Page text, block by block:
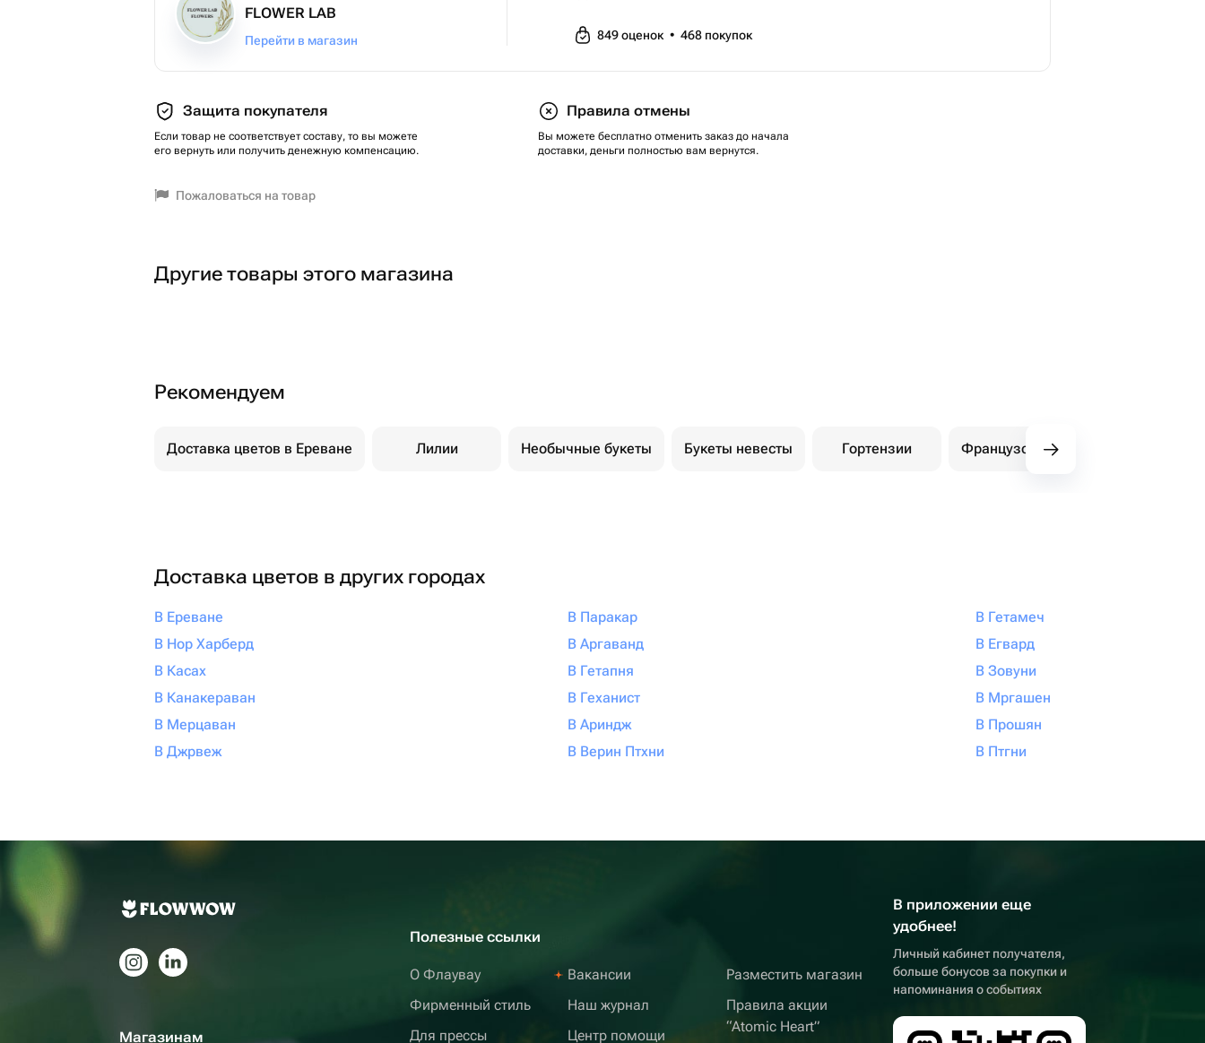
FLOWER LAB
Перейти в магазин 849оценок • 468 покупок
Защита покупателя
Если товар не соответствует составу, то вы можете
его вернуть или получить денежную компенсацию.
Правила отмены
Вы можете бесплатно отменить заказ до начала
доставки, деньги полностью вам вернутся.
Пожаловаться на товар
Другие товары этого магазина
Рекомендуем
Доставка цветов в Ереване Лилии Необычные букеты Букеты невесты Гортензии Французские розы
Доставка цветов в других городах
В Ереване
В Нор Харберд
В Касах
В Канакераван
В Мерцаван
В Джрвеж
В Паракар
В Аргаванд
В Гетапня
В Геханист
В Ариндж
В Верин Птхни
В Гетамеч
В Егвард
В Зовуни
В Мргашен
В Прошян
В Птгни
Магазинам
Полезные ссылки
О Флаувау
Фирменный стиль
Для прессы
Вакансии
Наш журнал
Центр помощи
Разместить магазин
Правила акции
“Atomic Heart”
В приложении еще
удобнее!
Личный кабинет получателя,
больше бонусов за покупки и
напоминания о событиях